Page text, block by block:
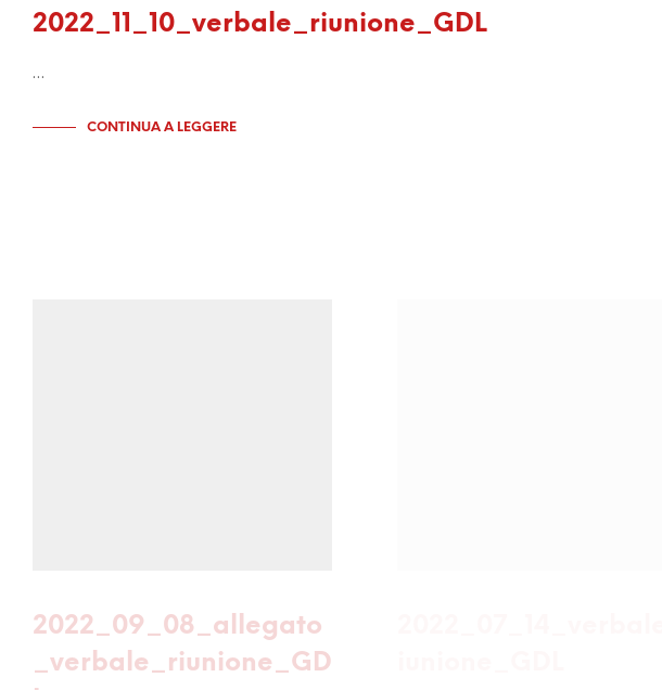
2022_11_10_verbale_riunione_GDL
…
CONTINUA A LEGGERE
2022_09_08_allegato
_verbale_riunione_GD